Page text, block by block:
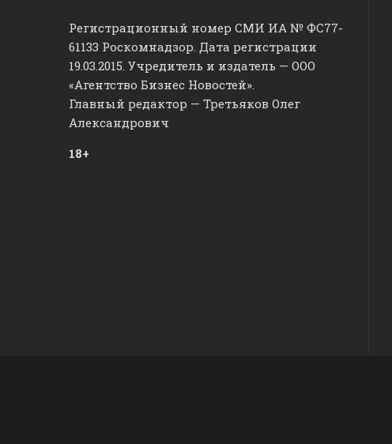
Регистрационный номер СМИ ИА № ФС77-
61133 Роскомнадзор. Дата регистрации
19.03.2015. Учредитель и издатель — ООО
«Агентство Бизнес Новостей».
Главный редактор — Третьяков Олег
Александрович
18+